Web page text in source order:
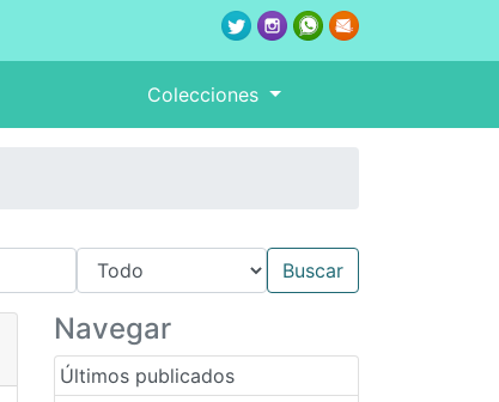
Colecciones
Navegar
Últimos publicados